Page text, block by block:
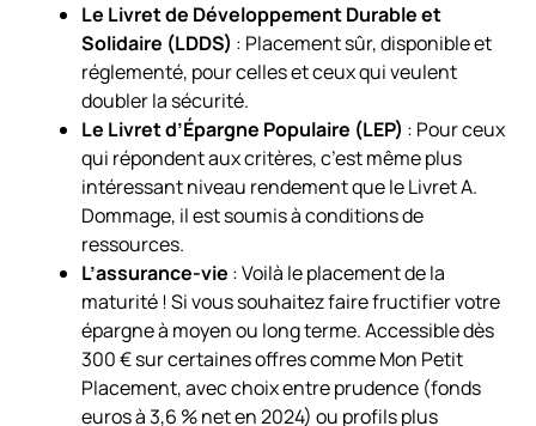
Le Livret de Développement Durable et
Solidaire (LDDS) : Placement sûr, disponible et
réglementé, pour celles et ceux qui veulent
doubler la sécurité.
Le Livret d’Épargne Populaire (LEP) : Pour ceux
qui répondent aux critères, c’est même plus
intéressant niveau rendement que le Livret A.
Dommage, il est soumis à conditions de
ressources.
L’assurance-vie : Voilà le placement de la
maturité ! Si vous souhaitez faire fructifier votre
épargne à moyen ou long terme. Accessible dès
300 € sur certaines offres comme Mon Petit
Placement, avec choix entre prudence (fonds
euros à 3,6 % net en 2024) ou profils plus